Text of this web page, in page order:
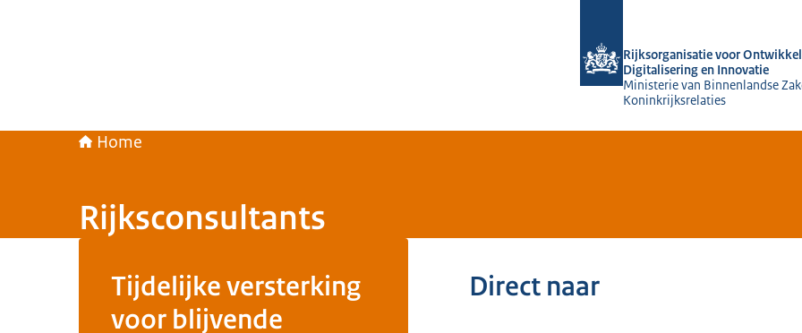
Rijksorganisatie voor
Digitalisering en Innovatie
Ministerie van Binnenlandse
Koninkrijksrelaties
Home
Rijksconsultants
Tijdelijke versterking
voor blijvende
Direct naar